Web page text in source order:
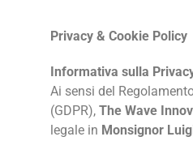
Privacy & Cookie Policy
Informativa sulla
Ai sensi del
(GDPR),The Wave
legale in Monsignor